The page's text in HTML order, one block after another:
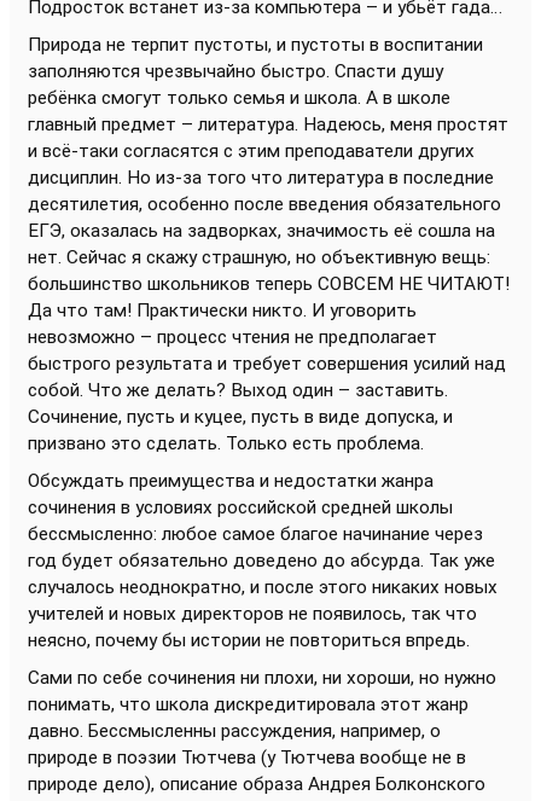
Подросток встанет из-за компьютера – и убьёт гада…
Природа не терпит пустоты, и пустоты в воспитании
заполняются чрезвычайно быстро. Спасти душу
ребёнка смогут только семья и школа. А в школе
главный предмет – литература. Надеюсь, меня простят
и всё-таки согласятся с этим преподаватели других
дисциплин. Но из-за того что литература в последние
десятилетия, особенно после введения обязательного
ЕГЭ, оказалась на задворках, значимость её сошла на
нет. Сейчас я скажу страшную, но объективную вещь:
большинство школьников теперь СОВСЕМ НЕ ЧИТАЮТ!
Да что там! Практически никто. И уговорить
невозможно – процесс чтения не предполагает
быстрого результата и требует совершения усилий над
собой. Что же делать? Выход один – заставить.
Сочинение, пусть и куцее, пусть в виде допуска, и
призвано это сделать. Только есть проблема.
Обсуждать преимущества и недостатки жанра
сочинения в условиях российской средней школы
бессмысленно: любое самое благое начинание через
год будет обязательно доведено до абсурда. Так уже
случалось неоднократно, и после этого никаких новых
учителей и новых директоров не появилось, так что
неясно, почему бы истории не повториться впредь.
Сами по себе сочинения ни плохи, ни хороши, но нужно
понимать, что школа дискредитировала этот жанр
давно. Бессмысленны рассуждения, например, о
природе в поэзии Тютчева (у Тютчева вообще не в
природе дело), описание образа Андрея Болконского